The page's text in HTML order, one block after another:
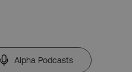
Alpha Podcasts